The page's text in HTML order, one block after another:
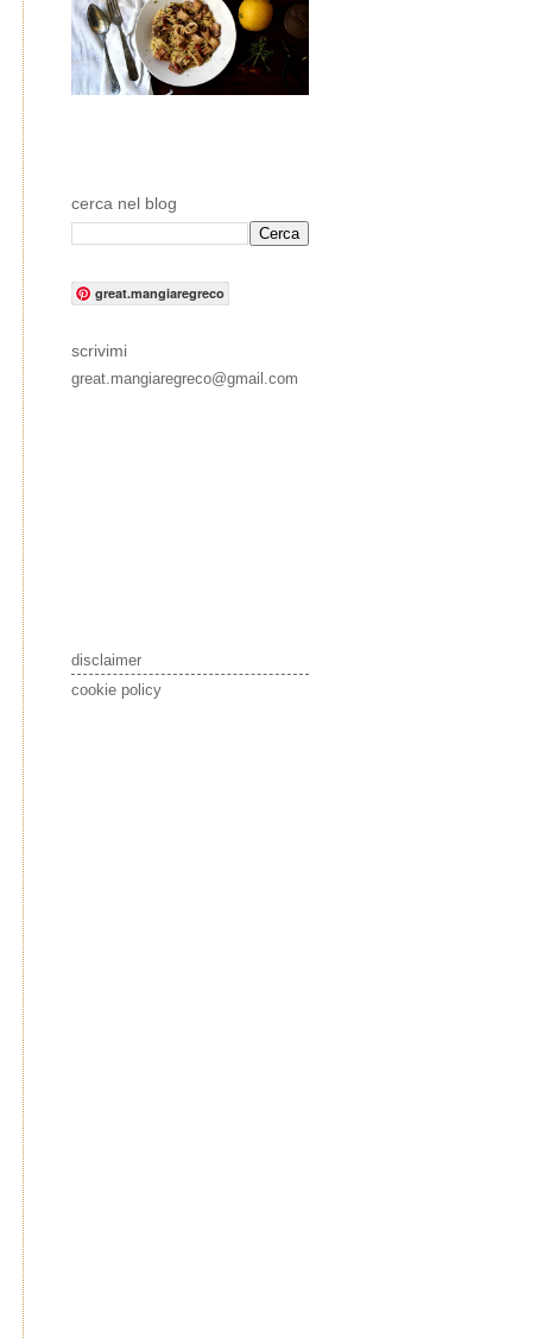
cerca nel blog
great.mangiaregreco
scrivimi
great.mangiaregreco@gmail.com
disclaimer
cookie policy